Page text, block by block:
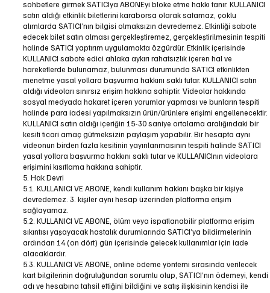
sohbetlere girmek SATICIya ABONEyi bloke etme hakkı tanır. KULLANICI
satın aldığı etkinlik biletlerini karaborsa olarak satamaz, çoklu
alımlarda SATICI’nın bilgisi olmaksızın devredemez. Etkinliği sabote
edecek bilet satın alması gerçekleştiremez, gerçekleştirilmesinin tespiti
halinde SATICI yaptırım uygulamakta özgürdür. Etkinlik içerisinde
KULLANICI sabote edici ahlaka aykırı rahatsızlık içeren hal ve
hareketlerde bulunamaz, bulunması durumunda SATICI etkinlikten
menetme yasal yollara başvurma hakkını saklı tutar. KULLANICI satın
aldığı videoları sınırsız erişim hakkına sahiptir. Videolar hakkında
sosyal medyada hakaret içeren yorumlar yapması ve bunların tespiti
halinde para iadesi yapılmaksızın ürün/ürünlere erişimi engellenecektir.
KULLANICI satın aldığı içeriğin 15-30 saniye ortalama aralığındaki bir
kesiti ticari amaç gütmeksizin paylaşım yapabilir. Bir hesapta aynı
videonun birden fazla kesitinin yayınlanmasının tespiti halinde SATICI
yasal yollara başvurma hakkını saklı tutar ve KULLANICInın videolara
erişimini kısıtlama hakkına sahiptir.
5. Hak Devri
5.1. KULLANICI VE ABONE, kendi kullanım hakkını başka bir kişiye
devredemez. 3. kişiler aynı hesap üzerinden platforma erişim
sağlayamaz.
5.2. KULLANICI VE ABONE, ölüm veya ispatlanabilir platforma erişim
sıkıntısı yaşayacak hastalık durumlarında SATICI’ya bildirmelerinin
ardından 14 (on dört) gün içerisinde gelecek kullanımlar için iade
alacaklardır.
5.3. KULLANICI VE ABONE, online ödeme yöntemi sırasında verilecek
kart bilgilerinin doğruluğundan sorumlu olup, SATICI’nın ödemeyi, kendi
adı ve hesabına tahsil ettiğini bildiğini ve satış ilişkisinin kendisi ile